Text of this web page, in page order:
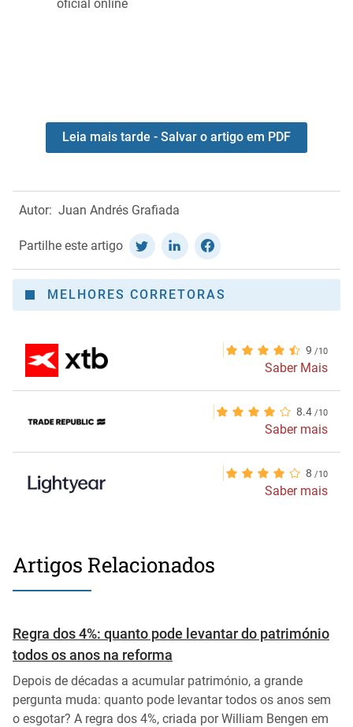
oficial online
Leia mais tarde - Salvar o artigo em PDF
Autor: Juan Andrés Grafiada
Partilhe este artigo
MELHORES CORRETORAS
9
Saber Mais
8.4
Saber mais
8
Saber mais
Artigos Relacionados
Regra dos 4%: quanto pode levantar do património
todos os anos na reforma
Depois de décadas a acumular património, a grande
pergunta muda: quanto pode levantar todos os anos sem
o esgotar? A regra dos 4%, criada por William Bengen em